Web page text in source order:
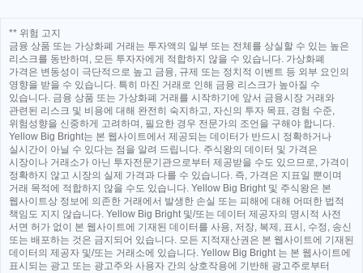
** 위험 고지
금융 상품 또는 가상화폐 거래는 투자액의 일부 또는 전체를 상실할 수 있는 높은
리스크를 동반하며, 모든 투자자에게 적합하지 않을 수 있습니다. 가상화폐
가격은 변동성이 극단적으로 높고 금융, 규제 또는 정치적 이벤트 등 외부 요인의
영향을 받을 수 있습니다. 특히 마진 거래로 인해 금융 리스크가 높아질 수
있습니다. 금융 상품 또는 가상화폐 거래를 시작하기에 앞서 금융시장 거래와
관련된 리스크 및 비용에 대해 완전히 숙지하고, 자신의 투자 목표, 경험 수준,
위험성향을 신중하게 고려하며, 필요한 경우 전문가의 조언을 구해야 합니다.
Yellow Big Bright는 본 웹사이트에서 제공되는 데이터가 반드시 정확하거나
실시간이 아닐 수 있다는 점을 알려 드립니다. 주식왕의 데이터 및 가격은
시장이나 거래소가 아닌 투자전문기관으로부터 제공받을 수도 있으므로, 가격이
정확하지 않고 시장의 실제 가격과 다를 수 있습니다. 즉, 가격은 지표일 뿐이며
거래 목적에 적합하지 않을 수도 있습니다. Yellow Big Bright 및 주식왕은 본
웹사이트상 정보에 의존한 거래에서 발생한 손실 또는 피해에 대해 어떠한 법적
책임도 지지 않습니다. Yellow Big Bright 및/또는 데이터 제공자의 명시적 사전
서면 허가 없이 본 웹사이트에 기재된 데이터를 사용, 저장, 복제, 표시, 수정, 송신
또는 배포하는 것은 금지되어 있습니다. 모든 지적재산권은 본 웹사이트에 기재된
데이터의 제공자 및/또는 거래소에 있습니다. Yellow Big Bright 는 본 웹사이트에
표시되는 광고 또는 광고주와 사용자 간의 상호작용에 기반해 광고주로부터